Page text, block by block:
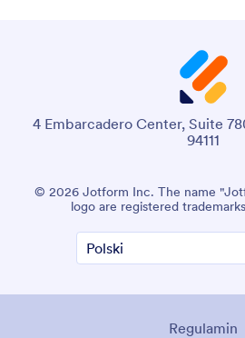
4 Embarcadero Center, Suite
94111
© 2026 Jotform Inc. The name
logo are registered
Regulamin